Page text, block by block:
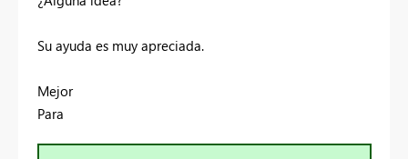
Su ayuda es muy apreciada.
Mejor
Para